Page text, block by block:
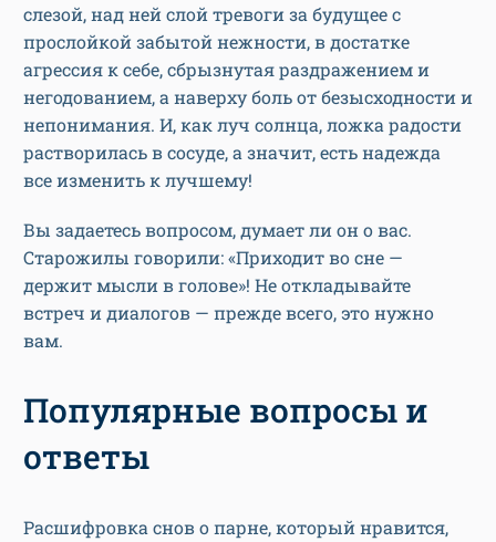
слезой, над ней слой тревоги за будущее с
прослойкой забытой нежности, в достатке
агрессия к себе, сбрызнутая раздражением и
негодованием, а наверху боль от безысходности и
непонимания. И, как луч солнца, ложка радости
растворилась в сосуде, а значит, есть надежда
все изменить к лучшему!
Вы задаетесь вопросом, думает ли он о вас.
Старожилы говорили: «Приходит во сне —
держит мысли в голове»! Не откладывайте
встреч и диалогов — прежде всего, это нужно
вам.
Популярные вопросы и
ответы
Расшифровка снов о парне, который нравится,